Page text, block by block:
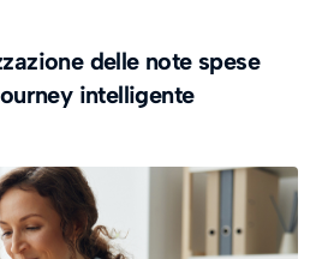
delle note spese
intelligente